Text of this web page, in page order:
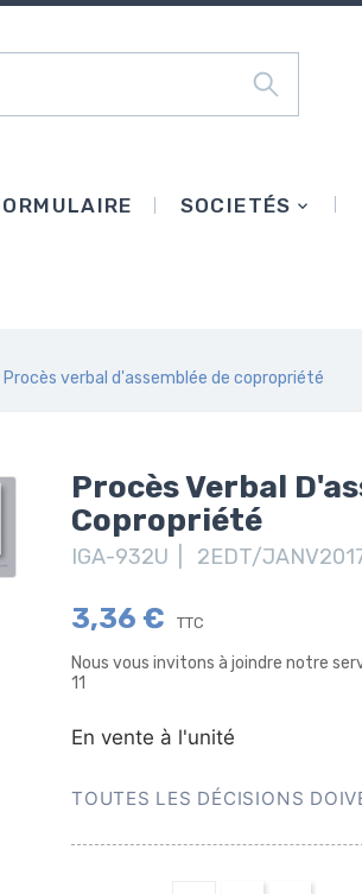
SOCIETÉS
Procès verbal d'assemblée de copropriété
Procès Verbal
Copropriété
IGA-932U | 2EDT/
3,36 € TTC
Nous vous invitons à joindre notre
11
En vente à l'unité
TOUTES LES DÉCISIONS